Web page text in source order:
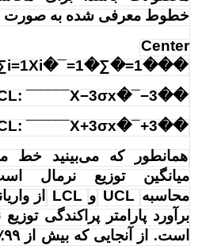
خطوط معرفی شده به صورت
Center
¯¯¯¯¯X−3σx�¯−3��
¯¯¯¯¯X+3σx�¯+3��
همانطور که می‌بینید خط
میانگین توزیع نرمال
محاسبه UCL و LCL
از
برآورد پارامتر پراکندگی